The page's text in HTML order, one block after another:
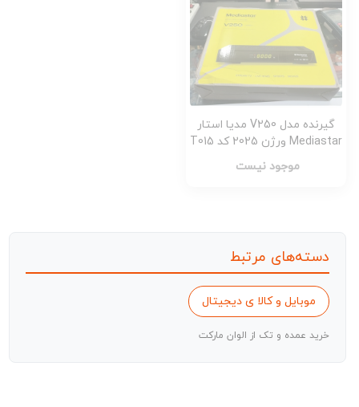
گیرنده مدل V250 مدیا استار
Mediastar ورژن 2025 کد T015
موجود نیست
دسته‌های مرتبط
موبایل و کالا ی دیجیتال
خرید عمده و تک از الوان مارکت